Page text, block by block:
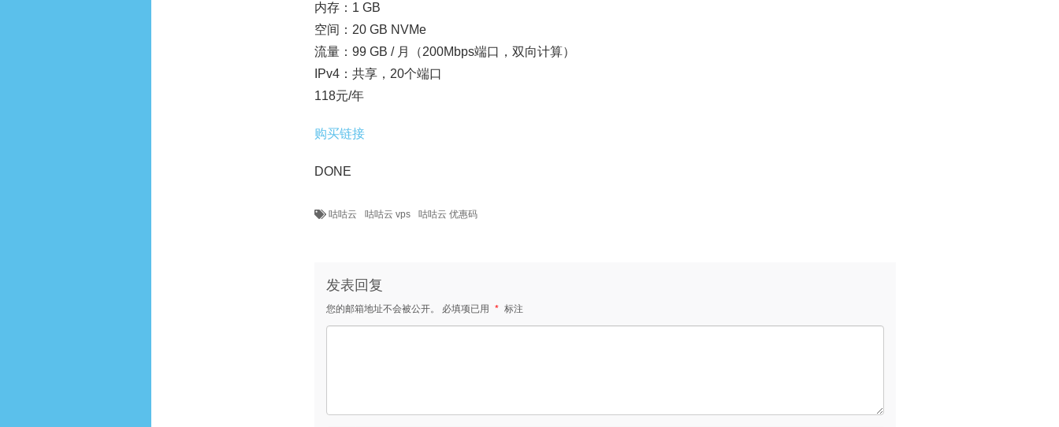
内存：1 GB
空间：20 GB NVMe
流量：99 GB / 月（200Mbps端口，双向计算）
IPv4：共享，20个端口
118元/年
购买链接
DONE
咕咕云 咕咕云 vps 咕咕云 优惠码
发表回复
您的邮箱地址不会被公开。 必填项已用 * 标注